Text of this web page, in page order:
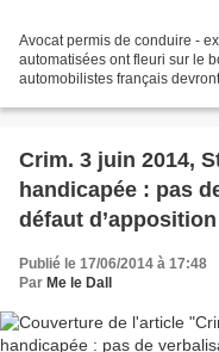
Avocat permis de conduire -
automatisées ont fleuri sur le
automobilistes français
Crim. 3 juin 2014,
handicapée : pas
défaut
Publié le 17/06/2014 à 17:48
Par Me le Dall